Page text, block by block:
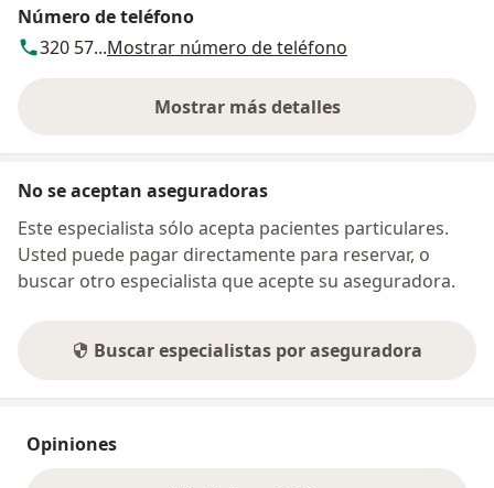
Número de teléfono
320 57...Mostrar número de teléfono
Mostrar más detalles
sobre la dirección
No se aceptan aseguradoras
Este especialista sólo acepta pacientes particulares.
Usted puede pagar directamente para reservar, o
buscar otro especialista que acepte su aseguradora.
Buscar especialistas por aseguradora
Opiniones